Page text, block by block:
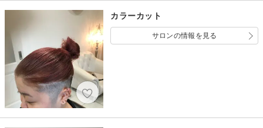
カラーカット
サロンの情報を見る